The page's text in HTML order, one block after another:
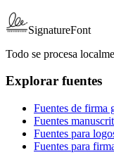
SignatureFont
Todo se procesa
Explorar fuentes
Fuentes de firma
Fuentes
Fuentes para
Fuentes para